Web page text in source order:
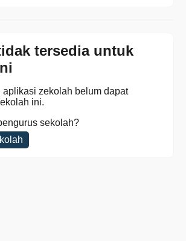
tersedia untuk
aplikasi zekolah belum dapat
ini.
sekolah?